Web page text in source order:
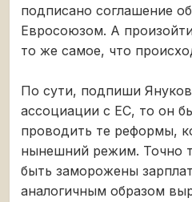
подписано соглашение
Евросоюзом. А
то же самое, что
По сути, подпиши
ассоциации с ЕС, то он
проводить те реформы,
нынешний режим. Точно
быть заморожены
аналогичным образом